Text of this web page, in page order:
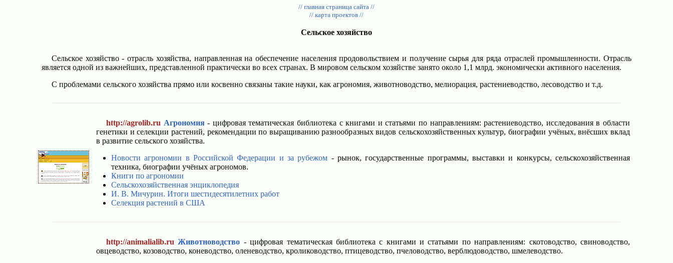
// главная страница сайта //
// карта проектов //
Сельское хозяйство
Сельское хозяйство - отрасль хозяйства, направленная на обеспечение населения продовольствием и получение сырья для ряда отраслей промышленности. Отрасль
является одной из важнейших, представленной практически во всех странах. В мировом сельском хозяйстве занято около 1,1 млрд. экономически активного населения.
С проблемами сельского хозяйства прямо или косвенно связаны такие науки, как агрономия, животноводство, мелиорация, растениеводство, лесоводство и т.д.
http://agrolib.ru Агрономия- цифровая тематическая библиотека с книгами и статьями по направлениям: растениеводство, исследования в области
генетики и селекции растений, рекомендации по выращиванию разнообразных видов сельскохозяйственных культур, биографии учёных, внёсших вклад
в развитие сельского хозяйства.
Новости агрономии в Российской Федерации и за рубежом - рынок, государственные программы, выставки и конкурсы, сельскохозяйственная
техника, биографии учёных агрономов.
Книги по агрономии
Сельскохозяйственная энциклопедия
И. В. Мичурин. Итоги шестидесятилетних работ
Селекция растений в США
http://animalialib.ru Животноводство - цифровая тематическая библиотека с книгами и статьями по направлениям: скотоводство, свиноводство,
овцеводство, козоводство, коневодство, оленеводство, кролиководство, птицеводство, пчеловодство, верблюдоводство, шмелеводство.